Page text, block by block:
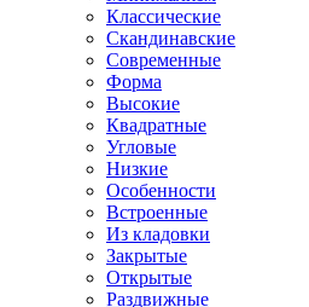
Классические
Скандинавские
Современные
Форма
Высокие
Квадратные
Угловые
Низкие
Особенности
Встроенные
Из кладовки
Закрытые
Открытые
Раздвижные